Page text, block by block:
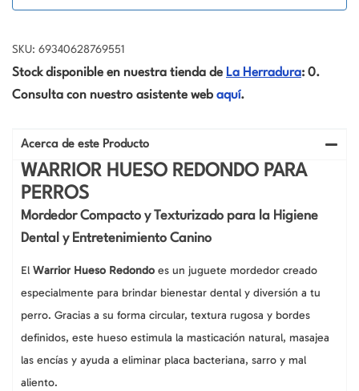
SKU: 69340628769551
Stock disponible en nuestra tienda de La Herradura: 0.
Consulta con nuestro asistente web aquí.
Acerca de este Producto
WARRIOR HUESO REDONDO PARA
PERROS
Mordedor Compacto y Texturizado para la Higiene
Dental y Entretenimiento Canino
El Warrior Hueso Redondo es un juguete mordedor creado
especialmente para brindar bienestar dental y diversión a tu
perro. Gracias a su forma circular, textura rugosa y bordes
definidos, este hueso estimula la masticación natural, masajea
las encías y ayuda a eliminar placa bacteriana, sarro y mal
aliento.